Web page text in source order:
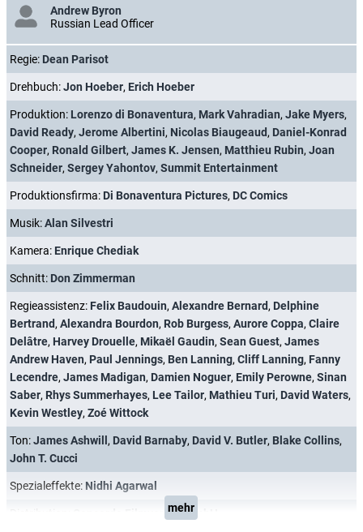
Andrew Byron
Russian Lead Officer
Regie: Dean Parisot
Drehbuch:Jon Hoeber, Erich Hoeber
Produktion: Lorenzo di Bonaventura, Mark Vahradian, Jake Myers,
David Ready, Jerome Albertini, Nicolas Biaugeaud , Daniel-Konrad
Cooper, Ronald Gilbert, James K. Jensen, Matthieu Rubin, Joan
Schneider, Sergey Yahontov, Summit Entertainment
Produktionsfirma: Di Bonaventura Pictures, DC Comics
Musik:Alan Silvestri
Kamera: Enrique Chediak
Schnitt: Don Zimmerman
Regieassistenz: Felix Baudouin, Alexandre Bernard, Delphine
Bertrand, Alexandra Bourdon, Rob Burgess, Aurore Coppa, Claire
Delâtre, Harvey Drouelle, Mikaël Gaudin, Sean Guest, James
Andrew Haven, Paul Jennings, Ben Lanning, Cliff Lanning, Fanny
Lecendre, James Madigan, Damien Noguer, Emily Perowne, Sinan
Saber, Rhys Summerhayes, Lee Tailor, Mathieu Turi, David Waters,
Kevin Westley, Zoé Wittock
Ton:James Ashwill , David Barnaby, David V. Butler, Blake Collins,
John T. Cucci
Spezialeffekte: Nidhi Agarwal
Concorde Filmverleih GmbH
mehr